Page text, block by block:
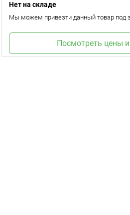
Нет на складе
Мы можем привезти данный товар под
Посмотреть цены